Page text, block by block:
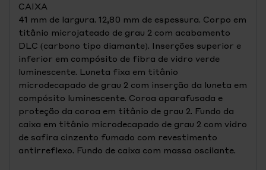
CAIXA
41 mm de largura. 12,80 mm de espessura. Corpo em
titânio microjateado de grau 2 com acabamento
DLC (carbono tipo diamante). Inserções superior e
inferior em compósito de fibra de vidro verde
luminescente. Luneta fixa em titânio
microdecapado de grau 2 com inserção da luneta em
compósito luminescente. Coroa aparafusada e
proteção da coroa em titânio de grau 2. Fundo da
caixa em titânio microdecapado de grau 2 com vidro
de safira cinzento fumado com revestimento
antirreflexo. Fundo de caixa com massa oscilante.